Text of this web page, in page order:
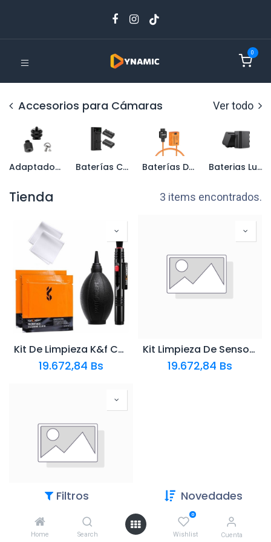
Filtros Novedades
Home Search
0
Wishlist Cuenta
0
Accesorios para Cámaras Ver todo
Adaptadores y tornillos Baterías Camaras Baterías Dummy Baterias Luz de video
Tienda 3 items encontrados.
Kit De Limpieza K&f Concept Para Camaras Profesionales
19.672,84 Bs
Kit Limpieza De Sensor Full Frame 24 Mm K&f Concept 10 Tips
19.672,84 Bs
Kit Limpieza De Sensor Apsc 16 Mm K&f Concept 10 Tips
19.672,84Bs